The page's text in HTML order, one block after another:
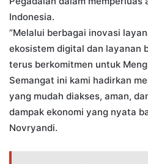
Indonesia.
“Melalui berbagai inovasi
ekosistem digital dan layanan
terus berkomitmen untuk
Semangat ini kami hadirkan
yang mudah diakses, aman,
dampak ekonomi yang nyata
Novryandi.